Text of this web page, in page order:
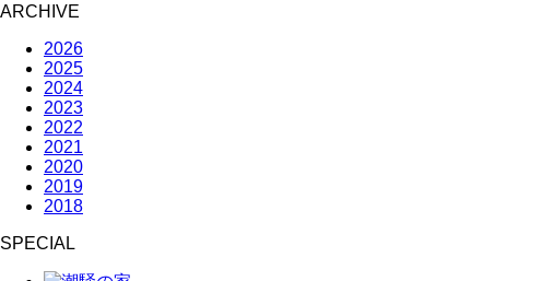
ARCHIVE
2026
2025
2024
2023
2022
2021
2020
2019
2018
SPECIAL